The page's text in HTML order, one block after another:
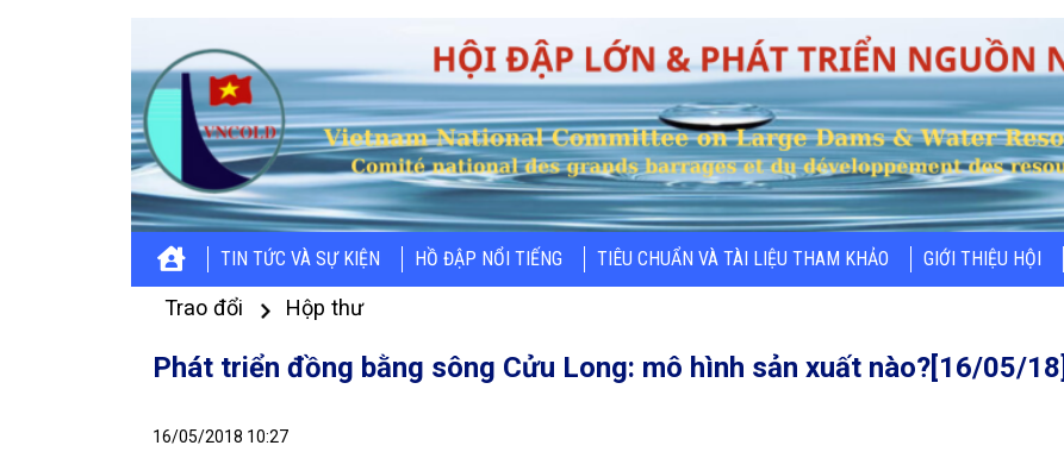
TIN TỨC VÀ SỰ KIỆN HỒ ĐẬP NỔI TIẾNG TIÊU CHUẨN VÀ TÀI LIỆU THAM KHẢO GIỚI THIỆU HỘI
Trao đổi Hộp thư
Phát triển đồng bằng sông Cửu Long: mô hình sản xuất nào?[16/05/18]
16/05/2018 10:27